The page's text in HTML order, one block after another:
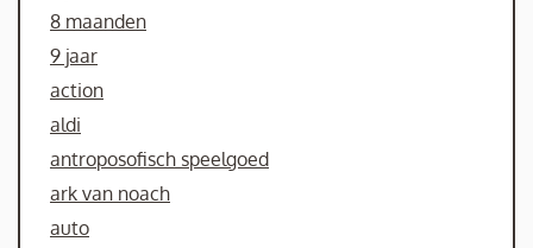
8 maanden
9 jaar
action
aldi
antroposofisch speelgoed
ark van noach
auto